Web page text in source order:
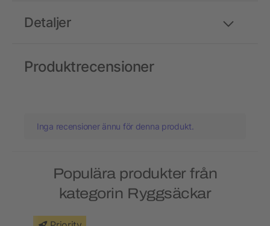
Detaljer
Produktrecensioner
Inga recensioner ännu för denna produkt.
Populära produkter från
kategorin Ryggsäckar